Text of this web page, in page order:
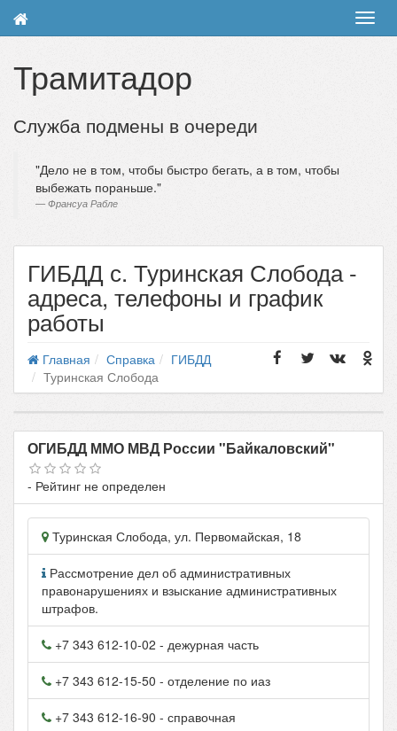
Трамитадор
Служба подмены в очереди
Дело не в том, чтобы быстро бегать, а в том, чтобы
выбежать пораньше.
Франсуа Рабле
ГИБДД с. Туринская Слобода -
адреса, телефоны и график
работы
Главная Справка
ГИБДД
Туринская Слобода
ОГИБДД ММО МВД России "Байкаловский"
- Рейтинг не определен
Туринская Слобода, ул. Первомайская, 18
Рассмотрение дел об административных
правонарушениях и взыскание административных
штрафов.
+7 343 612-10-02 - дежурная часть
+7 343 612-15-50 - отделение по иаз
+7 343 612-16-90 - справочная